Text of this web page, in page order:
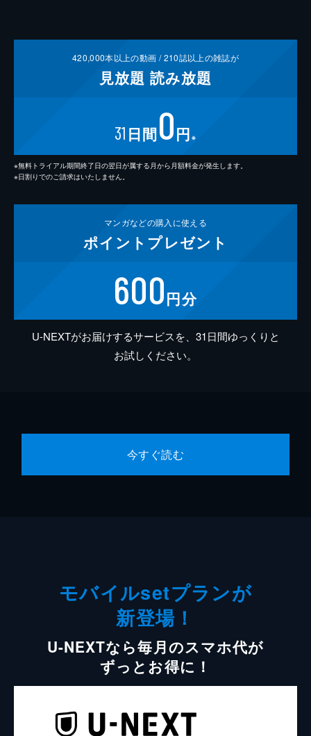
420,000本以上の動画 /210誌以上の雑誌が
見放題 読み放題
31 日間0円 ※
※無料トライアル期間終了日の翌日が属する月から月額料金が発生します。
※日割りでのご請求はいたしません。
マンガなどの購入に使える
ポイント プレゼント
600円分
U-NEXTがお届けするサービスを、31日間ゆっくりと
お試しください。
今すぐ読む
モバイルsetプランが
新登場！
U-NEXTなら毎月のスマホ代が
ずっとお得に！